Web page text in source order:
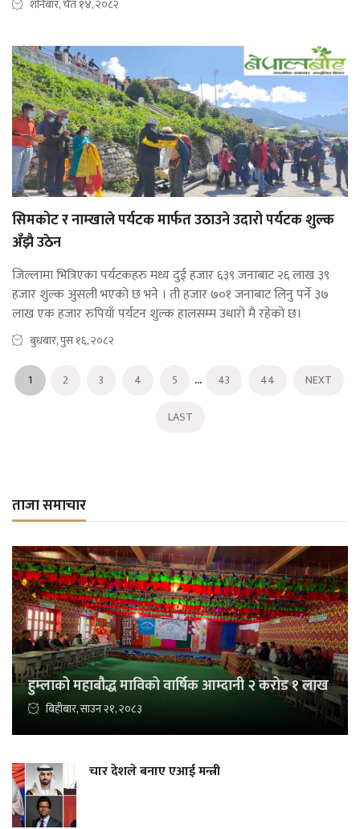
शनिबार, चैत १४, २०८२
सिमकोट र नाम्खाले पर्यटक मार्फत उठाउने उदारो पर्यटक शुल्क
अँझै उठेन
जिल्लामा भित्रिएका पर्यटकहरु मध्य दुई हजार ६३९ जनाबाट २६ लाख ३९
हजार शुल्क अुसली भएको छ भने । ती हजार ७०१ जनाबाट लिनु पर्ने ३७
लाख एक हजार रुपियाँ पर्यटन शुल्क हालसम्म उधारो मै रहेको छ।
बुधबार, पुस १६, २०८२
1 2 3 4 5 ... 43 44
NEXT
LAST
ताजा समाचार
हुम्लाको महाबौद्ध माविको वार्षिक आम्दानी २ करोड १ लाख
बिहीबार, साउन २१, २०८३
चार देशले बनाए एआई मन्त्री